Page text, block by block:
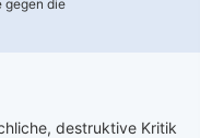
gegen die
destruktive Kritik